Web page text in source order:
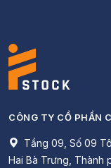
CÔNG TY CỔ PHẦN
Tầng 09, Số 09
Hai Bà Trưng, Thành